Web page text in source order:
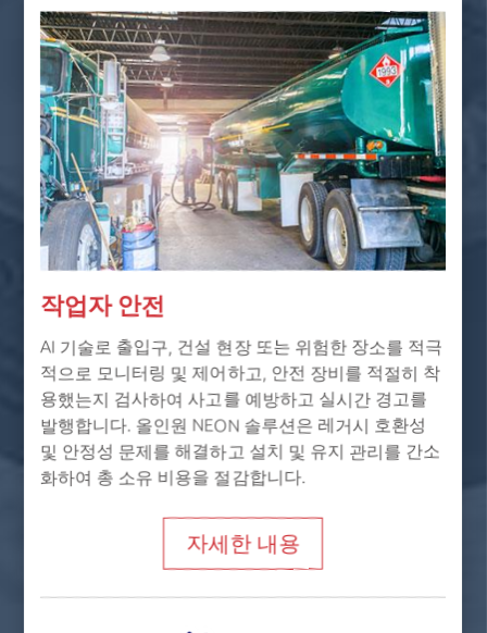
작업자 안전
AI 기술로 출입구, 건설 현장 또는 위험한 장소를 적극
적으로 모니터링 및 제어하고, 안전 장비를 적절히 착
용했는지 검사하여 사고를 예방하고 실시간 경고를
발행합니다. 올인원 NEON 솔루션은 레거시 호환성
및 안정성 문제를 해결하고 설치 및 유지 관리를 간소
화하여 총 소유 비용을 절감합니다.
자세한 내용